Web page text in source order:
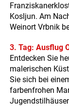
Kosljun. Am
Weinort Vrbnik
3. Tag: Ausflug
Entdecken Sie
malerischen
Sie sich bei
farbenfrohen